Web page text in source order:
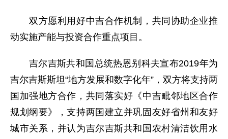
双方愿利用好中吉合作机制，共同协助企业推
动实施产能与投资合作重点项目。
吉尔吉斯共和国总统热恩别科夫宣布2019年为
吉尔吉斯斯坦“地方发展和数字化年”，双方将支持两
国加强地方合作，共同落实好《中吉毗邻地区合作
规划纲要》，支持两国建立并巩固友好省州和友好
城市关系，并认为吉尔吉斯共和国农村清洁饮用水